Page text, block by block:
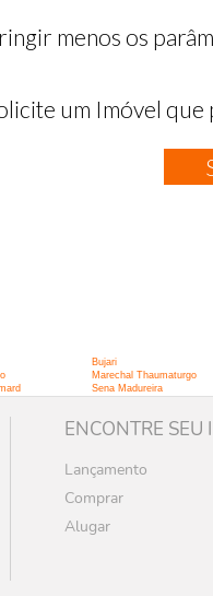
menos os
um Imóvel que
Bujari
Marechal Thaumaturgo
Sena Madureira
ENCONTRE SEU
Lançamento
Comprar
Alugar